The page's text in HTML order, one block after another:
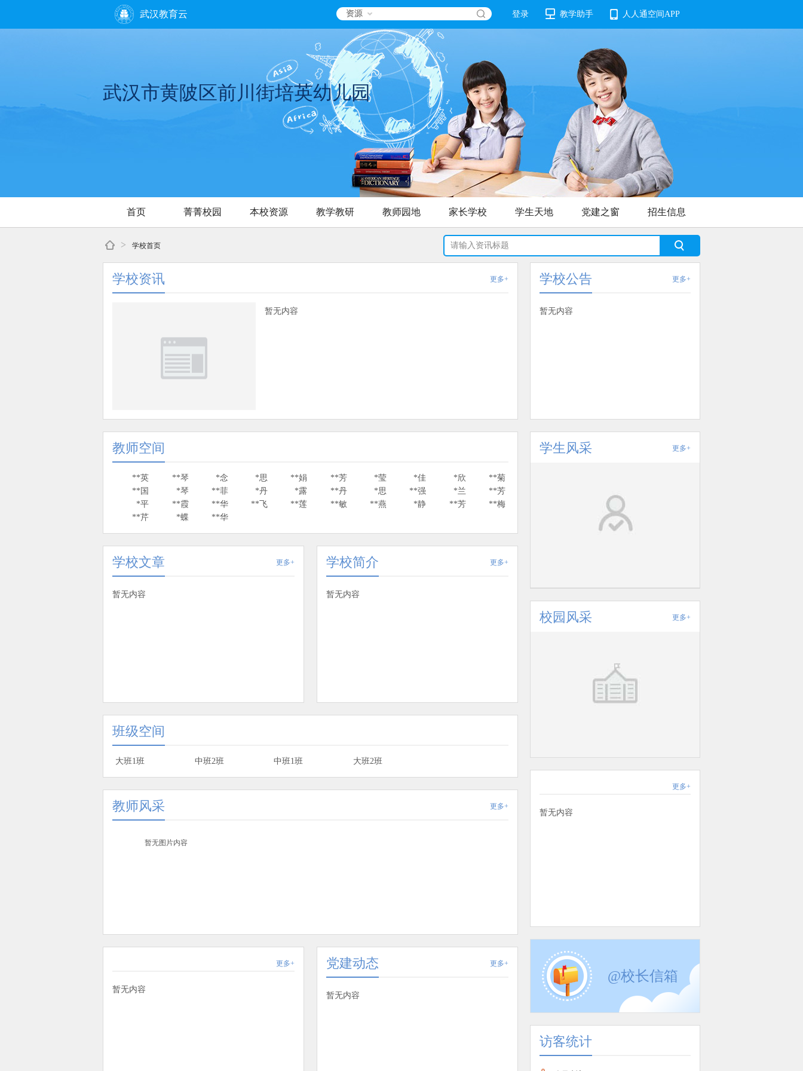
武汉教育云 登录 教学助手 人人通空间APP
资源
武汉市黄陂区前川街培英幼儿园
首页 菁菁校园 本校资源 教学教研 教师园地 家长学校 学生天地 党建之窗 招生信息
> 学校首页
学校资讯 更多+
暂无内容
教师空间
**英 **琴 *念 *思 **娟 **芳 *莹 *佳 *欣
**菊
**国
*琴 **菲 *丹 *露 **丹 *思 **强 *兰
**芳
*平
**霞 **华 **飞 **莲 **敏 **燕 *静 **芳
**梅
**芹
*蝶 **华
学校文章 更多+
暂无内容
学校简介 更多+
暂无内容
班级空间
大班1班 中班2班 中班1班 大班2班
教师风采 更多+
暂无图片内容
更多+
暂无内容
党建动态 更多+
暂无内容
学校公告 更多+
暂无内容
学生风采 更多+
校园风采 更多+
更多+
暂无内容
@校长信箱
访客统计